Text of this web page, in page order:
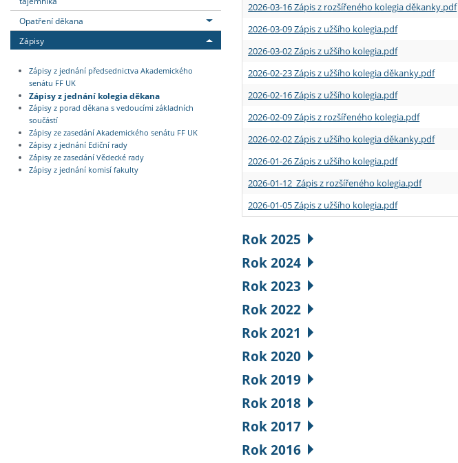
Opatření děkana
Zápisy
Zápisy z jednání předsednictva Akademického
senátu FF UK
Zápisy z jednání kolegia děkana
Zápisy z porad děkana s vedoucími základních
součástí
Zápisy ze zasedání Akademického senátu FF UK
Zápisy z jednání Ediční rady
Zápisy ze zasedání Vědecké rady
Zápisy z jednání komisí fakulty
2026-03-16 Zápis z rozšířeného kolegia děkanky.pdf
2026-03-09 Zápis z užšího kolegia.pdf
2026-03-02 Zápis z užšího kolegia.pdf
2026-02-23 Zápis z užšího kolegia děkanky.pdf
2026-02-16 Zápis z užšího kolegia.pdf
2026-02-09 Zápis z rozšířeného kolegia.pdf
2026-02-02 Zápis z užšího kolegia děkanky.pdf
2026-01-26 Zápis z užšího kolegia.pdf
2026-01-12 Zápis z rozšířeného kolegia.pdf
2026-01-05 Zápis z užšího kolegia.pdf
Rok 2025
Rok 2024
Rok 2023
Rok 2022
Rok 2021
Rok 2020
Rok 2019
Rok 2018
Rok 2017
Rok 2016